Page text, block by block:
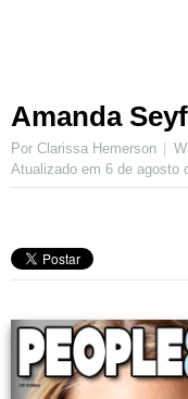
Amanda
Por Clarissa Hemerson
Atualizado em 6 de agosto